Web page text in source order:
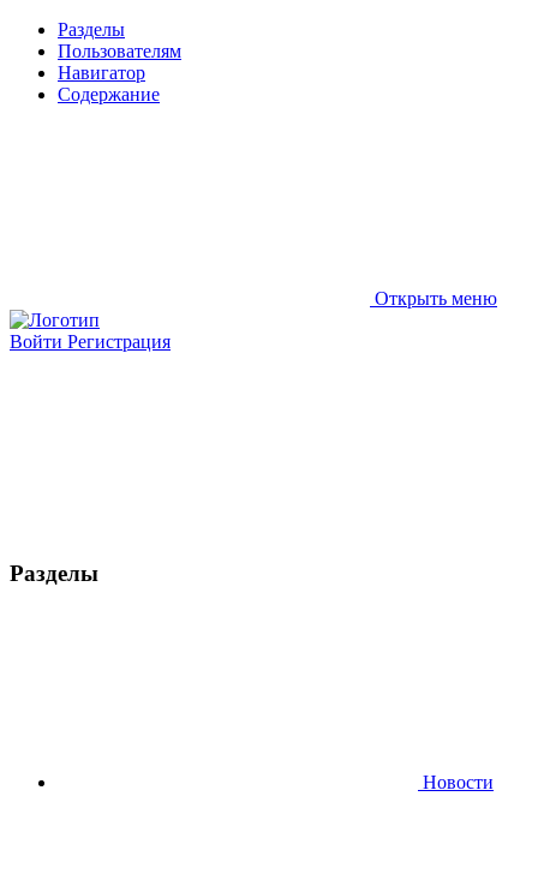
Разделы
Пользователям
Навигатор
Содержание
Открыть меню
Войти Регистрация
Разделы
Новости